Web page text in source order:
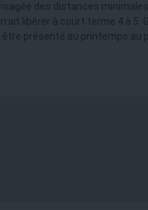
des distances
libérer à court terme 4 à 5
présenté au printemps au